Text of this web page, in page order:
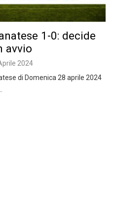
1-0: decide
avvio
2024
di Domenica 28 aprile 2024